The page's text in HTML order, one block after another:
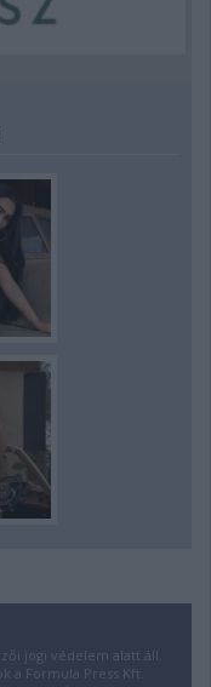
jogi védelem alatt áll.
a Formula Press Kft.